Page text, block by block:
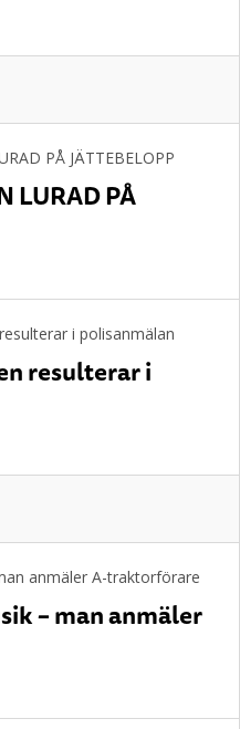
LURAD PÅ
resulterar i
– man anmäler